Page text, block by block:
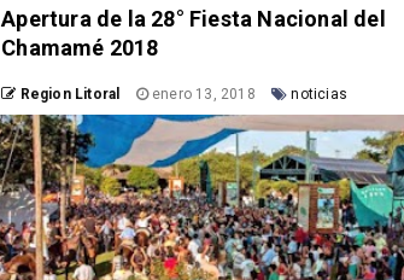
Apertura de la 28° Fiesta Nacional del
Chamamé 2018
Region Litoral enero 13, 2018 noticias